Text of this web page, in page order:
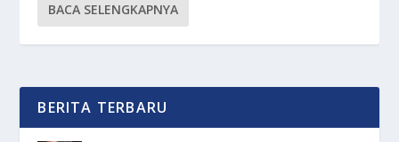
BACA SELENGKAPNYA
BERITA TERBARU